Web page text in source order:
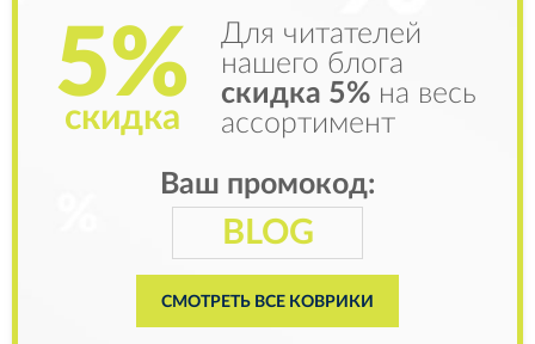
5%
скидка
Для читателей
нашего блога
скидка 5% на весь
ассортимент
Ваш промокод:
BLOG
СМОТРЕТЬ ВСЕ КОВРИКИ